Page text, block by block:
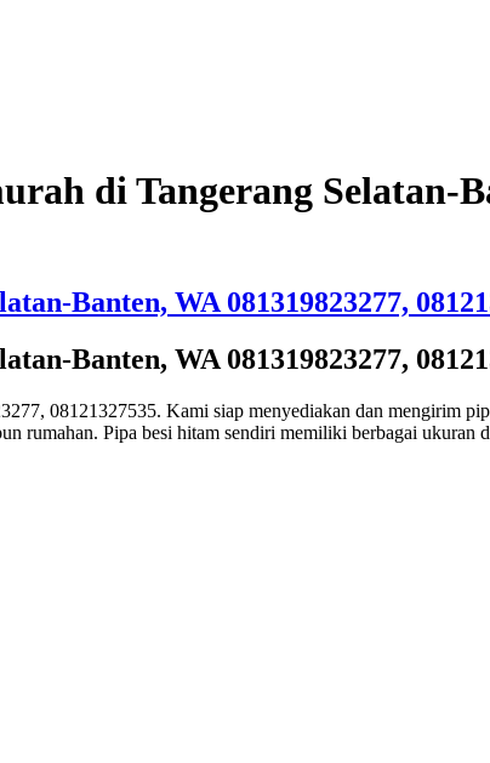
di Tangerang Selatan-
Banten, WA 081319823277,
Banten, WA 081319823277,
08121327535. Kami siap menyediakan dan mengirim
rumahan. Pipa besi hitam sendiri memiliki berbagai